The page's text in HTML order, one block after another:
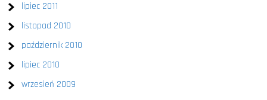
lipiec 2011
listopad 2010
październik 2010
lipiec 2010
wrzesień 2009